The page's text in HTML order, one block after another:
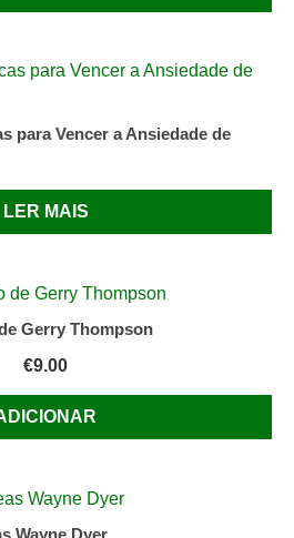
para Vencer a Ansiedade de
LER MAIS
Gerry Thompson
€9.00